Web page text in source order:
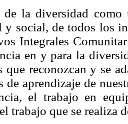
la diversidad como
y social, de todos los
Integrales
en y para la
que reconozcan y se
de aprendizaje de
el trabajo en
trabajo que se realiza